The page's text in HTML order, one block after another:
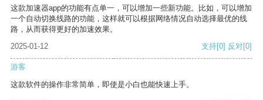
这款加速器app的功能有点单一，可以增加一些新功能。比如，可以增加
一个自动切换线路的功能，这样就可以根据网络情况自动选择最优的线
路，从而获得更好的加速效果。
2025-01-12
支持[0] 反对[0]
游客
这款软件的操作非常简单，即使是小白也能快速上手。